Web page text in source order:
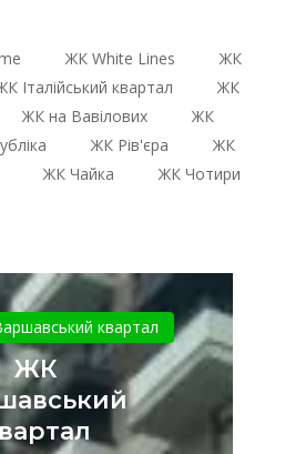
ЖК White Lines
ЖК
Італійський квартал
ЖК
ЖК на Вавілових
ЖК
ЖК Рів'єра
ЖК
ЖК Чайка
ЖК Чотири
ЖК
Варшавський
квартал
квартал
ЖК